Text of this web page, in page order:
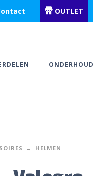
OUTLET
ONDERHOUD
HELMEN